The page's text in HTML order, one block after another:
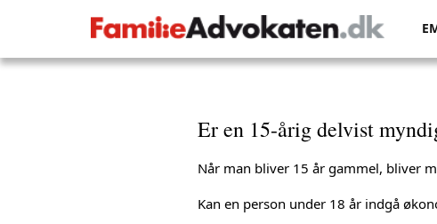
Er en 15-årig delvist
Når man bliver 15 år gammel, bliver
Kan en person under 18 år indgå